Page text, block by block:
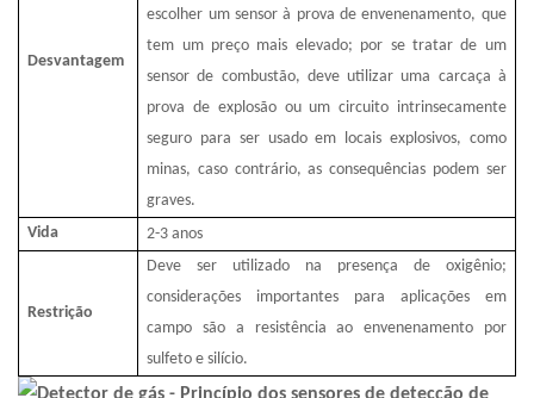
Desvantagem
escolher um sensor à prova de envenenamento, que
tem um preço mais elevado; por se tratar de um
sensor de combustão, deve utilizar uma carcaça à
prova de explosão ou um circuito intrinsecamente
seguro para ser usado em locais explosivos, como
minas, caso contrário, as consequências podem ser
graves.
Vida
2-3 anos
Restrição
Deve ser utilizado na presença de oxigênio;
considerações importantes para aplicações em
campo são a resistência ao envenenamento por
sulfeto e silício.